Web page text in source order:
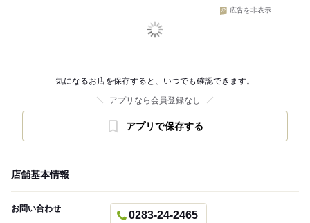
広告を非表示
気になるお店を保存すると、いつでも確認できます。
アプリなら会員登録なし
アプリで保存する
店舗基本情報
お問い合わせ
0283-24-2465